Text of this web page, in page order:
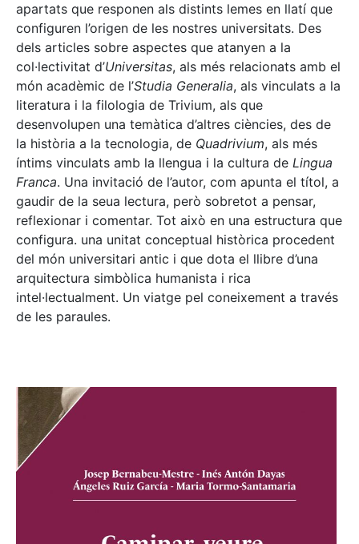
apartats que responen als distints lemes en llatí que
configuren l’origen de les nostres universitats. Des
dels articles sobre aspectes que atanyen a la
col·lectivitat d’Universitas, als més relacionats amb el
món acadèmic de l’Studia Generalia, als vinculats a la
literatura i la filologia de Trivium, als que
desenvolupen una temàtica d’altres ciències, des de
la història a la tecnologia, de Quadrivium, als més
íntims vinculats amb la llengua i la cultura de Lingua
Franca. Una invitació de l’autor, com apunta el títol, a
gaudir de la seua lectura, però sobretot a pensar,
reflexionar i comentar. Tot això en una estructura que
configura. una unitat conceptual històrica procedent
del món universitari antic i que dota el llibre d’una
arquitectura simbòlica humanista i rica
intel·lectualment. Un viatge pel coneixement a través
de les paraules.